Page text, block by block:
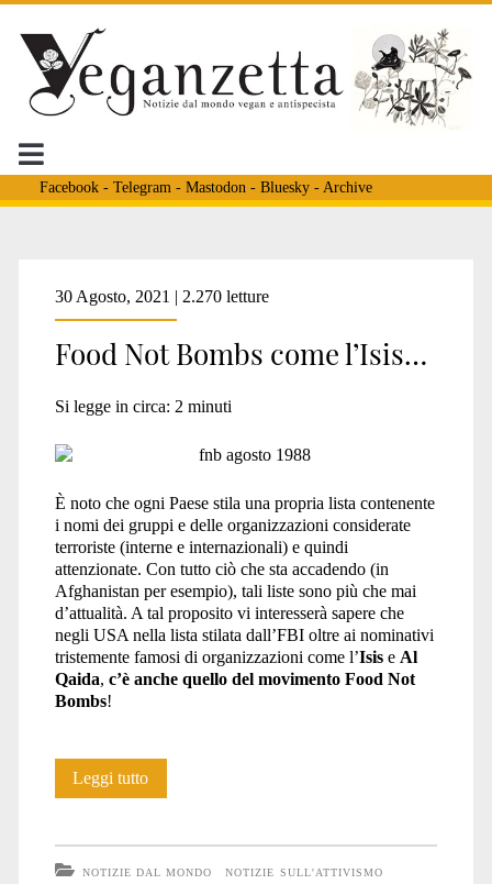
Facebook- Telegram - Mastodon - Bluesky- Archive
Tag:
<span>FBI
JTTF</span>
30 Agosto, 2021 | 2.270 letture
Food Not Bombs come l’Isis…
Si legge in circa: 2 minuti
È noto che ogni Paese stila una propria lista contenente
i nomi dei gruppi e delle organizzazioni considerate
terroriste (interne e internazionali) e quindi
attenzionate. Con tutto ciò che sta accadendo (in
Afghanistan per esempio), tali liste sono più che mai
d’attualità. A tal proposito vi interesserà sapere che
negli USA nella lista stilata dall’FBI oltre ai nominativi
tristemente famosi di organizzazioni come l’Isise Al
Qaida, c’è anche quello del movimento Food Not
Bombs!
Leggi tuttoFood
NOTIZIE DAL MONDO
NOTIZIE SULL'ATTIVISMO